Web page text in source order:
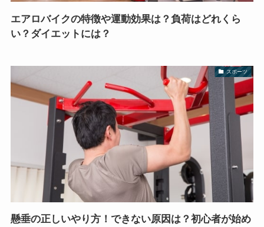
エアロバイクの特徴や運動効果は？負荷はどれくら
い？ダイエットには？
スポーツ
懸垂の正しいやり方！できない原因は？初心者が始め